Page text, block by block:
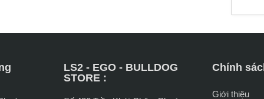
LS2 - EGO - BULLDOG
STORE :
Chính
Giới thiệu